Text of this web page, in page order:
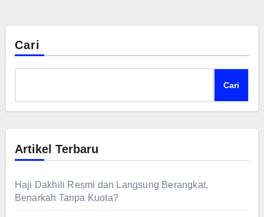
Cari
Cari
Artikel Terbaru
Haji Dakhili Resmi dan Langsung Berangkat,
Benarkah Tanpa Kuota?